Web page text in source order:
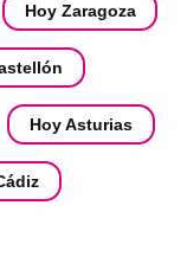
Hoy Zaragoza
Hoy Asturias